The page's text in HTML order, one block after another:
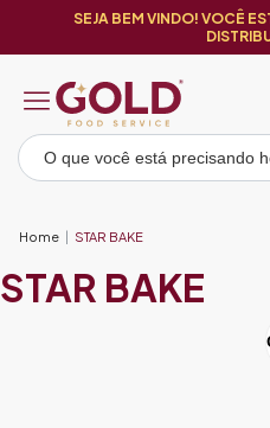
SEJA BEM VINDO! VOCÊ
Home STAR BAKE
STAR BAKE